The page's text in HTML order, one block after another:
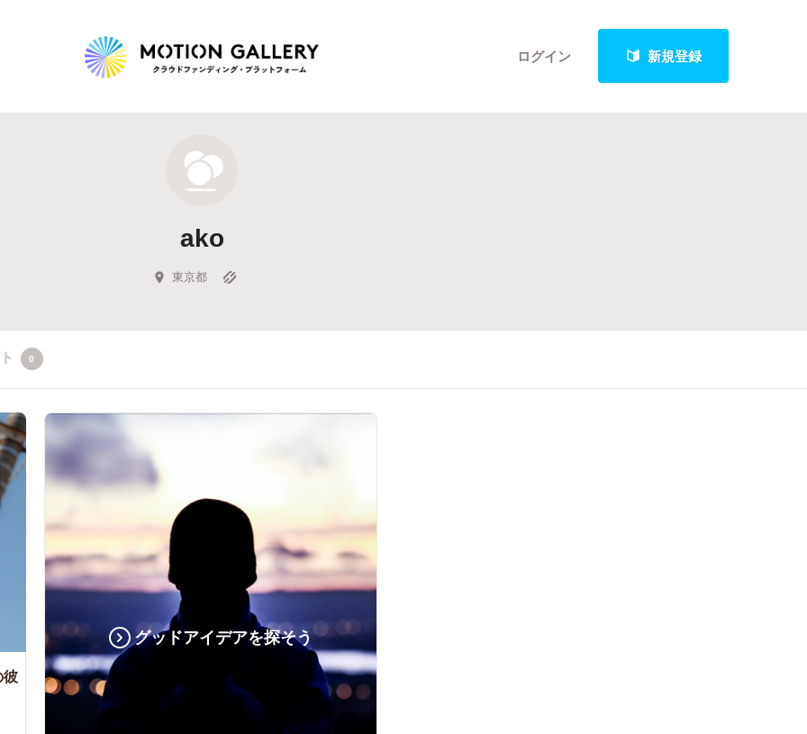
ログイン 新規登録
新着プロジェクト
Feature
キュレーターから探す
ako
東京都
0
グッドアイデアを探そう